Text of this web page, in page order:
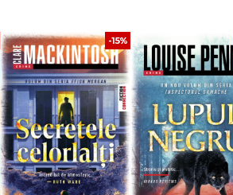
enigmatica Adèle, tânăra
săptămâni din viața ei.
Musso.
Mare parte din timpul
în gimnaziu l-a ajutat să
-15%